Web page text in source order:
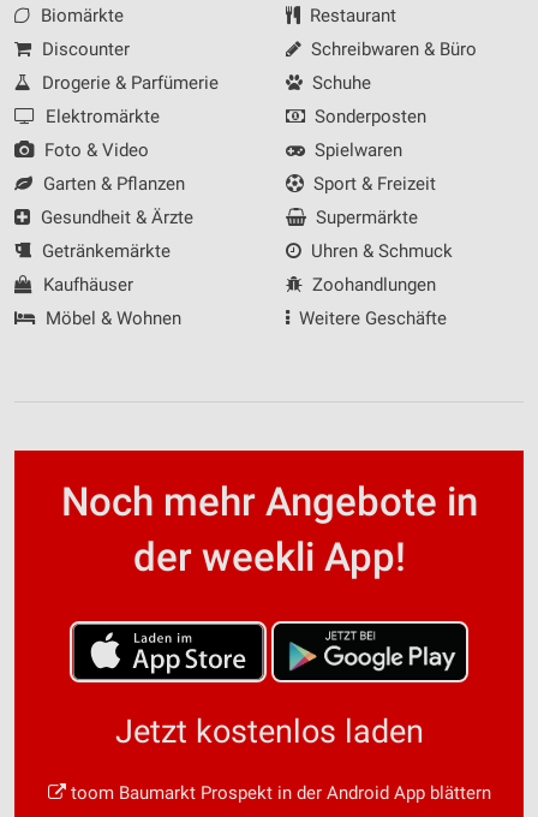
Biomärkte
Discounter
Drogerie & Parfümerie
Elektromärkte
Foto & Video
Garten & Pflanzen
Gesundheit & Ärzte
Getränkemärkte
Kaufhäuser
Möbel & Wohnen
Restaurant
Schreibwaren & Büro
Schuhe
Sonderposten
Spielwaren
Sport & Freizeit
Supermärkte
Uhren & Schmuck
Zoohandlungen
Weitere Geschäfte
Noch mehr Angebote in
der weekli App!
Jetzt kostenlos laden
toom Baumarkt Prospekt in der Android App blättern